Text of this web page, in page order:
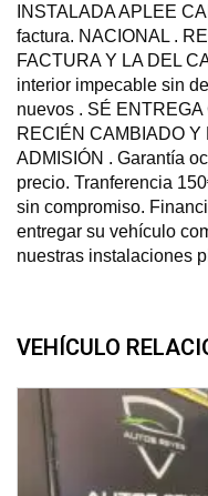
INSTALADA APLEE
factura. NACIONAL .
FACTURA Y LA DEL
interior impecable sin
nuevos . SÉ
RECIÉN CAMBIADO
ADMISIÓN . Garantía
precio. Tranferencia
sin compromiso.
entregar su vehículo
nuestras instalaciones
VEHÍCULO